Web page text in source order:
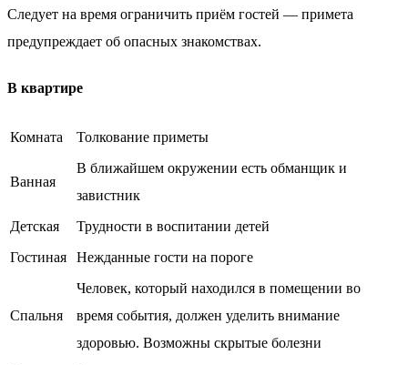
Следует на время ограничить приём гостей — примета
предупреждает об опасных знакомствах.
В квартире
Комната Толкование приметы
Ванная
В ближайшем окружении есть обманщик и
завистник
Детская
Трудности в воспитании детей
Гостиная
Нежданные гости на пороге
Спальня
Человек, который находился в помещении во
время события, должен уделить внимание
здоровью. Возможны скрытые болезни